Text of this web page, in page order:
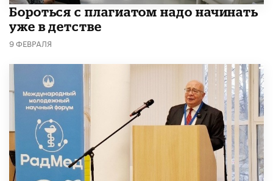
​Бороться с плагиатом надо начинать
уже в детстве
9 ФЕВРАЛЯ